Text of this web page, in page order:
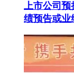
上市公司预
绩预告或业